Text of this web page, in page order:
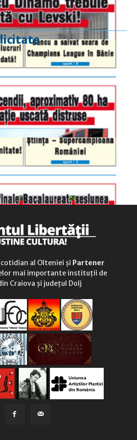
vineri
9.00 - 17.00
9.00 - 12.00
al Olteniei și Partener
mai importante instituții de
Craiova și județul Dolj